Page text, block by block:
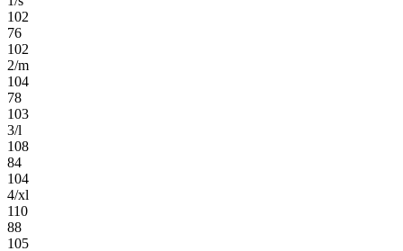
102
76
102
2/m
104
78
103
3/l
108
84
104
4/xl
110
88
105